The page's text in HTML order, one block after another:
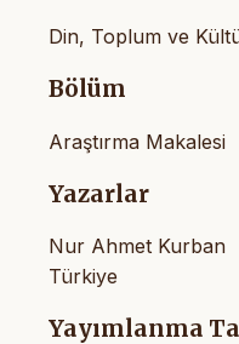
Din, Toplum ve
Bölüm
Araştırma Makalesi
Yazarlar
Nur Ahmet Kurban
Türkiye
Yayımlanma